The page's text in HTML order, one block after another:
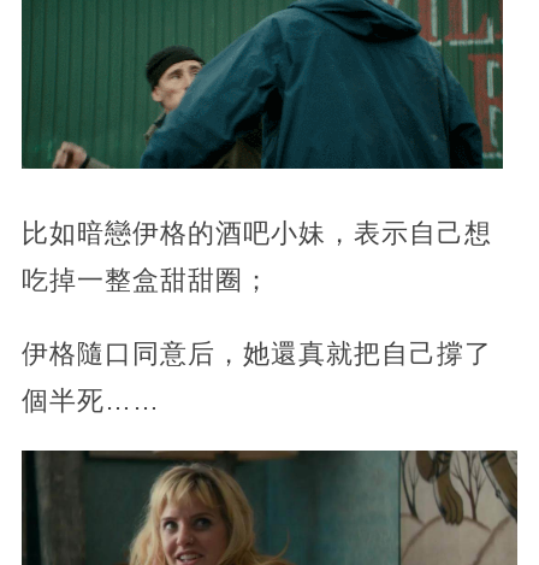
比如暗戀伊格的酒吧小妹，表示自己想
吃掉一整盒甜甜圈；
伊格隨口同意后，她還真就把自己撐了
個半死……